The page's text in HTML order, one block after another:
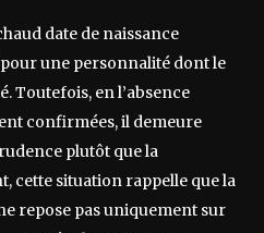
date de naissance
une personnalité dont le
Toutefois, en l’absence
confirmées, il demeure
plutôt que la
cette situation rappelle que la
repose pas uniquement sur